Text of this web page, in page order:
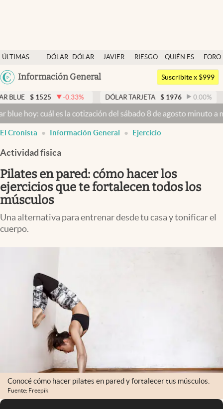
ÚLTIMAS
NOTICIAS
DÓLAR
DÓLAR
JAVIER
RIESGO
QUIÉN ES
QUIÉN
FORO
Argentina
México
Información General
Dólar
Members
Economía y Política
Finanzas y Mercados
Mercados Online
Negocios
Columnistas
Otras secciones
Infotechnology
Mundial 2026
Eventos Corporativos
El Cronista Studio
abre en nueva pestaña
Argentina
Suscribite x $999
-0.33% DÓLAR TARJETA $ 1976 0.00% DÓLAR
es la cotización del sábado 8 de agosto minuto a minuto
El Cronista Información General Ejercicio
Actividad fisica
Pilates en pared: cómo hacer los
ejercicios que te fortalecen todos los
músculos
Una alternativa para entrenar desde tu casa y tonificar el
cuerpo.
Conocé cómo hacer pilates en pared y fortalecer tus músculos.
Fuente: Freepik